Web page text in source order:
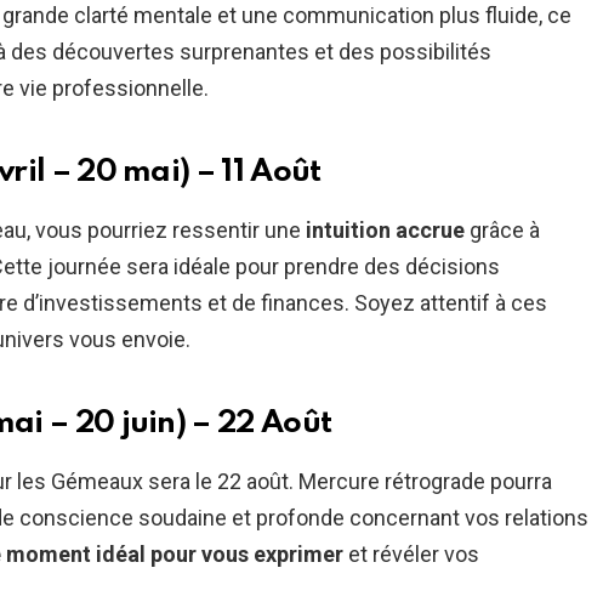
clarté mentale et une communication plus fluide, ce
des découvertes surprenantes et des possibilités
vie professionnelle.
– 20 mai) – 11 Août
vous pourriez ressentir une intuition accrue grâce à
journée sera idéale pour prendre des décisions
d’investissements et de finances. Soyez attentif à ces
vous envoie.
– 20 juin) – 22 Août
les Gémeaux sera le 22 août. Mercure rétrograde pourra
conscience soudaine et profonde concernant vos relations
moment idéal pour vous exprimer et révéler vos